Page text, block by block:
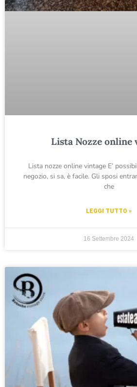
Lista Nozze online
Lista nozze online vintage E’
negozio, si sa, è facile. Gli sposi
che
LEGGI TUTTO »
16 Settembre 2024